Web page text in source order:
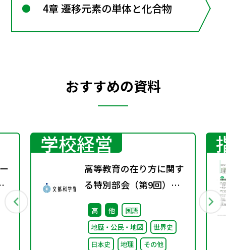
4章 遷移元素の単体と化合物
おすすめの資料
学校経営
高等教育の在り方に関す
る特別部会（第9回）配
付資料
高 他
国語
地歴・公民・地図
世界史
日本史
地理 その他